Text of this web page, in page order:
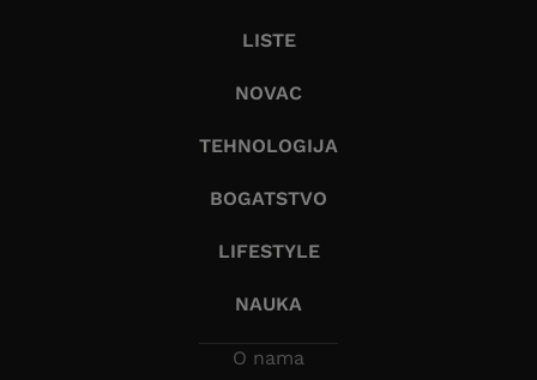
LISTE
NOVAC
TEHNOLOGIJA
BOGATSTVO
LIFESTYLE
NAUKA
O nama